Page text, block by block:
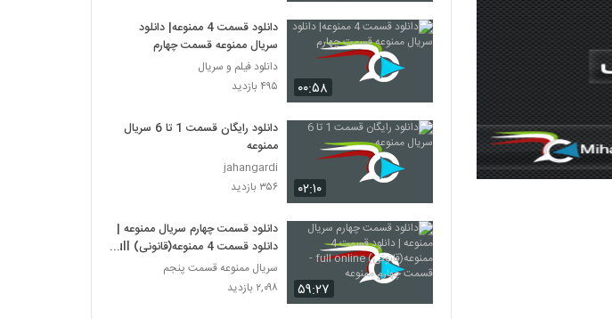
۰۰:۵۸
دانلود قسمت 4 ممنوعه| دانلود
سریال ممنوعه قسمت چهارم
دانلود فیلم و سریال
۴۹۵ بازدید
۰۲:۱۰
دانلود رایگان قسمت 1 تا 6 سریال
ممنوعه
jahangardi
۳۵۶ بازدید
۵۹:۲۷
دانلود قسمت چهارم سریال ممنوعه |
دانلود قسمت 4 ممنوعه(قانونی) full
online - قسمت چهارم ممنوعه
سریال ممنوعه قسمت پنجم
۲,۰۹۸ بازدید